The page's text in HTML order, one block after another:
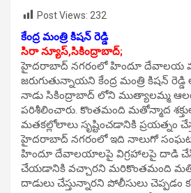
Post Views: 232
కేంద్ర మంత్రి కిషన్ రెడ్డి
సిరా న్యూస్,సికింద్రాబాద్;
హైదరాబాద్ నగరంలో హిందూ దేవాలయ
జరుగుతున్నాయని కేంద్ర మంత్రి కిషన్
నాడు సికింద్రాబాద్ లోని ముత్యాలమ్మ
పరిశీలించారు. కొంతమంది మతోన్మాద
మతకల్లోలాలు సృష్టించడానికి ప్రయత్నం
హైదరాబాద్ నగరంలో ఇది నాలుగో
హిందూ దేవాలయాలపై విగ్రహాలపై దాడి
చేయడానికి వచ్చారని మరికొంతమంది
దాడులు చేస్తున్నారని పోలీసులు చెప్పడం